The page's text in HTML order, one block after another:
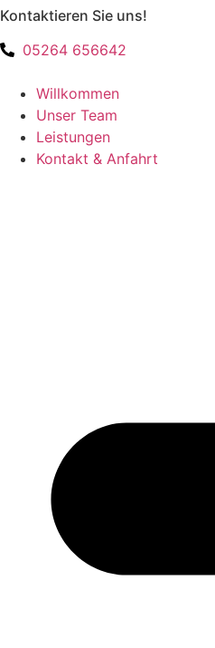
Zum
Inhalt
springen
Kontaktieren Sie uns!
05264 656642
Willkommen
Unser Team
Leistungen
Kontakt & Anfahrt